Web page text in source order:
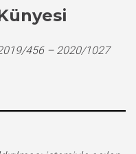
456 – 2020/1027